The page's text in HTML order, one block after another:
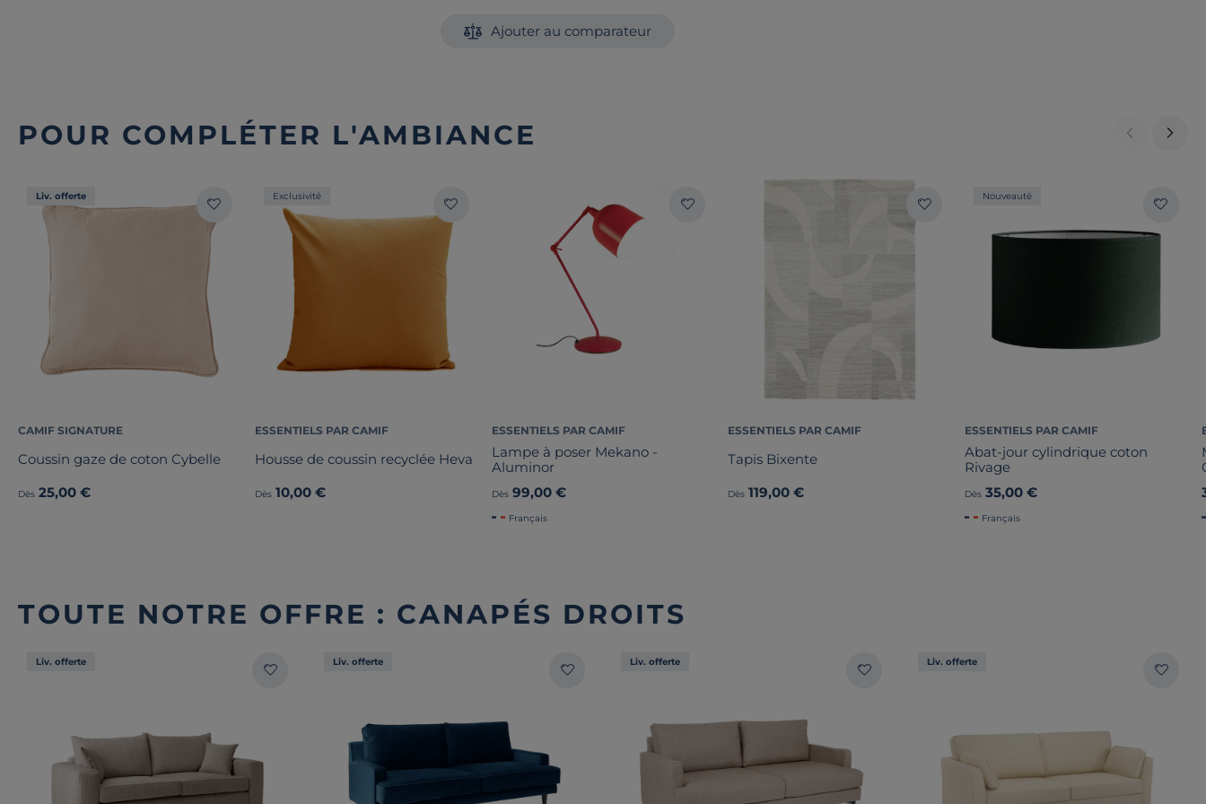
Ajouter au comparateur
POUR COMPLÉTER L'AMBIANCE
Liv. offerte
CAMIF SIGNATURE
Coussin gaze de coton Cybelle
Dès 25,00 €
Exclusivité
ESSENTIELS PAR CAMIF
Housse de coussin recyclée Heva
Dès 10,00 €
ESSENTIELS PAR CAMIF
Lampe à poser Mekano -
Aluminor
Dès 99,00 €
Français
ESSENTIELS PAR CAMIF
Tapis Bixente
Dès 119,00 €
Nouveauté
ESSENTIELS PAR CAMIF
Abat-jour cylindrique coton
Rivage
Dès 35,00 €
Français
TOUTE NOTRE OFFRE : CANAPÉS DROITS
Liv. offerte Liv. offerte Liv. offerte Liv. offerte